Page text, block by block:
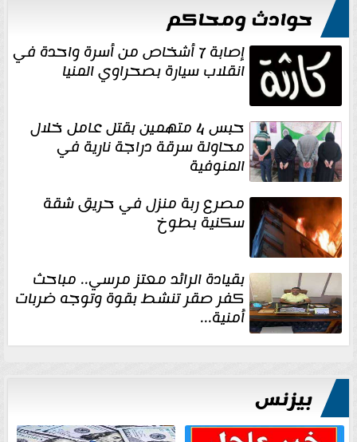
حوادث ومحاكم
إصابة 7 أشخاص من أسرة واحدة في
انقلاب سيارة بصحراوي المنيا
حبس 4 متهمين بقتل عامل خلال
محاولة سرقة دراجة نارية في
المنوفية
مصرع ربة منزل في حريق شقة
سكنية بطوخ
بقيادة الرائد معتز مرسي.. مباحث
كفر صقر تنشط بقوة وتوجه ضربات
أمنية...
بيزنس